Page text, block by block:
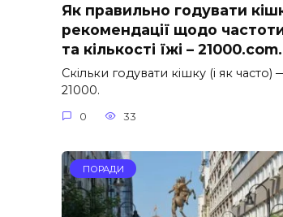
Як правильно годувати
рекомендації щодо
та кількості їжі –
Скільки годувати кішку (і як часто)
21000.
0 33
ПОРАДИ